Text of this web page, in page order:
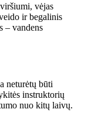
vėjas
ir begalinis
– vandens
neturėtų būti
instruktorių
nuo kitų laivų.